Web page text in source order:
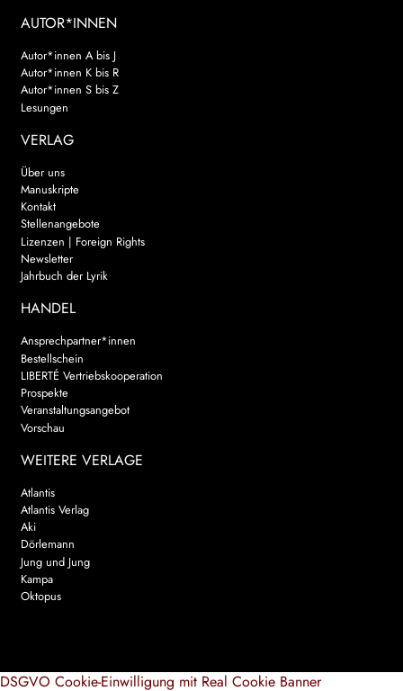
AUTOR*INNEN
Autor*innen A bis J
Autor*innen K bis R
Autor*innen S bis Z
Lesungen
VERLAG
Über uns
Manuskripte
Kontakt
Stellenangebote
Lizenzen | Foreign Rights
Newsletter
Jahrbuch der Lyrik
HANDEL
Ansprechpartner*innen
Bestellschein
LIBERTÉ Vertriebskooperation
Prospekte
Veranstaltungsangebot
Vorschau
WEITERE VERLAGE
Atlantis
Atlantis Verlag
Aki
Dörlemann
Jung und Jung
Kampa
Oktopus
DSGVO Cookie-Einwilligung mit Real Cookie Banner